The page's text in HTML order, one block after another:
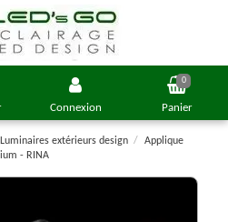
Connexion
0
Panier
Luminaires extérieurs design
Applique
- RINA